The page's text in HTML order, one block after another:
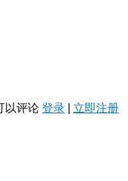
以评论 登录 立即注册